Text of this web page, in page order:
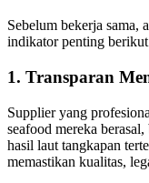
Sebelum bekerja sama,
indikator penting
1. Transparan
Supplier yang
seafood mereka
hasil laut tangkapan
memastikan kualitas,